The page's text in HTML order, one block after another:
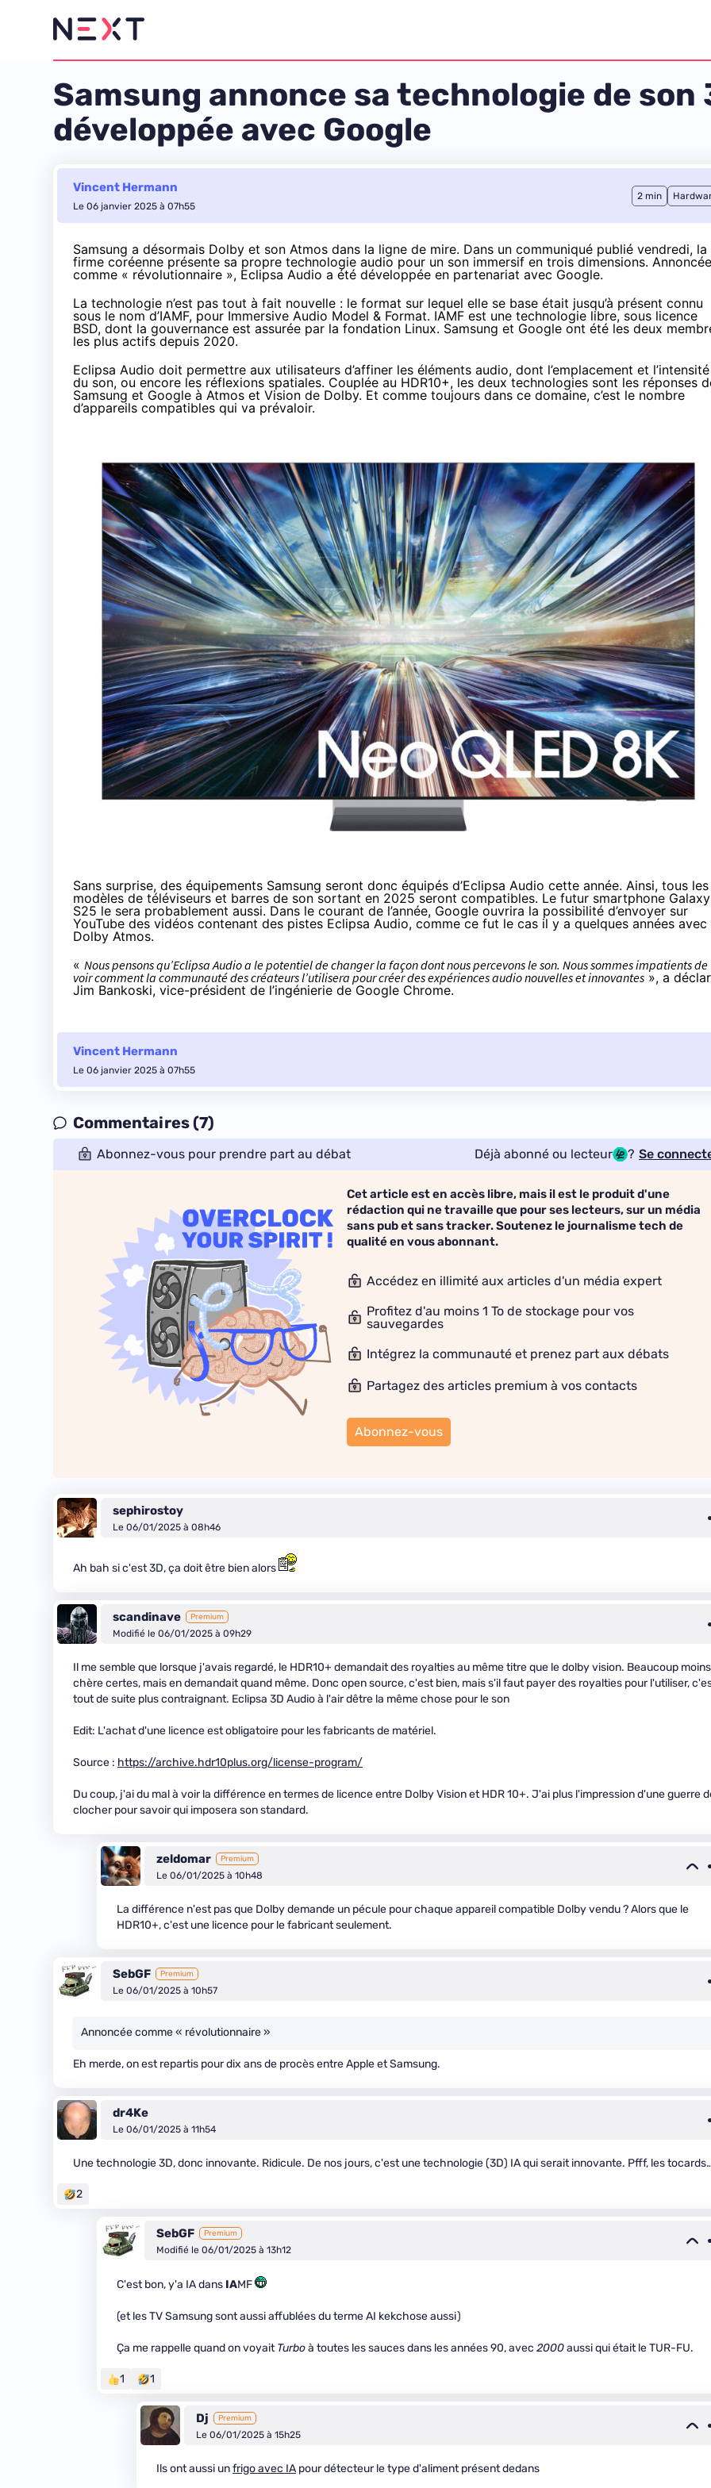
Samsung annonce sa technologie de son
développée avec Google
Vincent Hermann
Le 06 janvier 2025 à 07h55
2 min
Samsung a désormais Dolby et son Atmos dans la ligne de mire. Dans un communiqué publié vendredi, la
firme coréenne présente sa propre technologie audio pour un son immersif en trois dimensions. Annoncée
comme « révolutionnaire », Eclipsa Audio a été développée en partenariat avec Google.
La technologie n’est pas tout à fait nouvelle : le format sur lequel elle se base était jusqu’à présent connu
sous le nom d’IAMF, pour Immersive Audio Model & Format. IAMF est une technologie libre, sous licence
BSD, dont la gouvernance est assurée par la fondation Linux. Samsung et Google ont été les deux
les plus actifs depuis 2020.
Eclipsa Audio doit permettre aux utilisateurs d’affiner les éléments audio, dont l’emplacement et l’intensité
du son, ou encore les réflexions spatiales. Couplée au HDR10+, les deux technologies sont les réponses
Samsung et Google à Atmos et Vision de Dolby. Et comme toujours dans ce domaine, c’est le nombre
d’appareils compatibles qui va prévaloir.
Sans surprise, des équipements Samsung seront donc équipés d’Eclipsa Audio cette année. Ainsi, tous les
modèles de téléviseurs et barres de son sortant en 2025 seront compatibles. Le futur smartphone Galaxy
S25 le sera probablement aussi. Dans le courant de l’année, Google ouvrira la possibilité d’envoyer sur
YouTube des vidéos contenant des pistes Eclipsa Audio, comme ce fut le cas il y a quelques années avec
Dolby Atmos.
« Nous pensons qu’Eclipsa Audio a le potentiel de changer la façon dont nous percevons le son. Nous sommes impatients de
voir comment la communauté des créateurs l’utilisera pour créer des expériences audio nouvelles et innovantes », a
Jim Bankoski, vice-président de l’ingénierie de Google Chrome.
Vincent Hermann
Le 06 janvier 2025 à 07h55
Commentaires (7)
Abonnez-vous pour prendre part au débat Déjà abonné ou lecteur ? Se
Cet article est en accès libre, mais il est le produit d'une
rédaction qui ne travaille que pour ses lecteurs, sur un média
sans pub et sans tracker. Soutenez le journalisme tech de
qualité en vous abonnant.
Accédez en illimité aux articles d'un média expert
Profitez d'au moins 1 To de stockage pour vos
sauvegardes
Intégrez la communauté et prenez part aux débats
Partagez des articles premium à vos contacts
Abonnez-vous
sephirostoy
Le 06/01/2025 à 08h46
Ah bah si c'est 3D, ça doit être bien alors
scandinave Premium
Modifié le 06/01/2025 à 09h29
Il me semble que lorsque j'avais regardé, le HDR10+ demandait des royalties au même titre que le dolby vision. Beaucoup moins
chère certes, mais en demandait quand même. Donc open source, c'est bien, mais s'il faut payer des royalties pour l'utiliser,
tout de suite plus contraignant. Eclipsa 3D Audio à l'air dêtre la même chose pour le son
Edit: L'achat d'une licence est obligatoire pour les fabricants de matériel.
Source : https://archive.hdr10plus.org/license-program/
Du coup, j'ai du mal à voir la différence en termes de licence entre Dolby Vision et HDR 10+. J'ai plus l'impression d'une guerre
clocher pour savoir qui imposera son standard.
zeldomar Premium
Le 06/01/2025 à 10h48
La différence n'est pas que Dolby demande un pécule pour chaque appareil compatible Dolby vendu ? Alors que le
HDR10+, c'est une licence pour le fabricant seulement.
SebGF Premium
Le 06/01/2025 à 10h57
Annoncée comme « révolutionnaire »
Eh merde, on est repartis pour dix ans de procès entre Apple et Samsung.
dr4Ke
Le 06/01/2025 à 11h54
Une technologie 3D, donc innovante. Ridicule. De nos jours, c'est une technologie (3D) IA qui serait innovante. Pfff, les
2
SebGF Premium
Modifié le 06/01/2025 à 13h12
C'est bon, y'a IA dans IAMF
(et les TV Samsung sont aussi affublées du terme AI kekchose aussi)
Ça me rappelle quand on voyaitTurboà toutes les sauces dans les années 90, avec 2000aussi qui était le TUR-FU.
1 1
Dj Premium
Le 06/01/2025 à 15h25
Ils ont aussi unfrigo avec IA pour détecteur le type d'aliment présent dedans